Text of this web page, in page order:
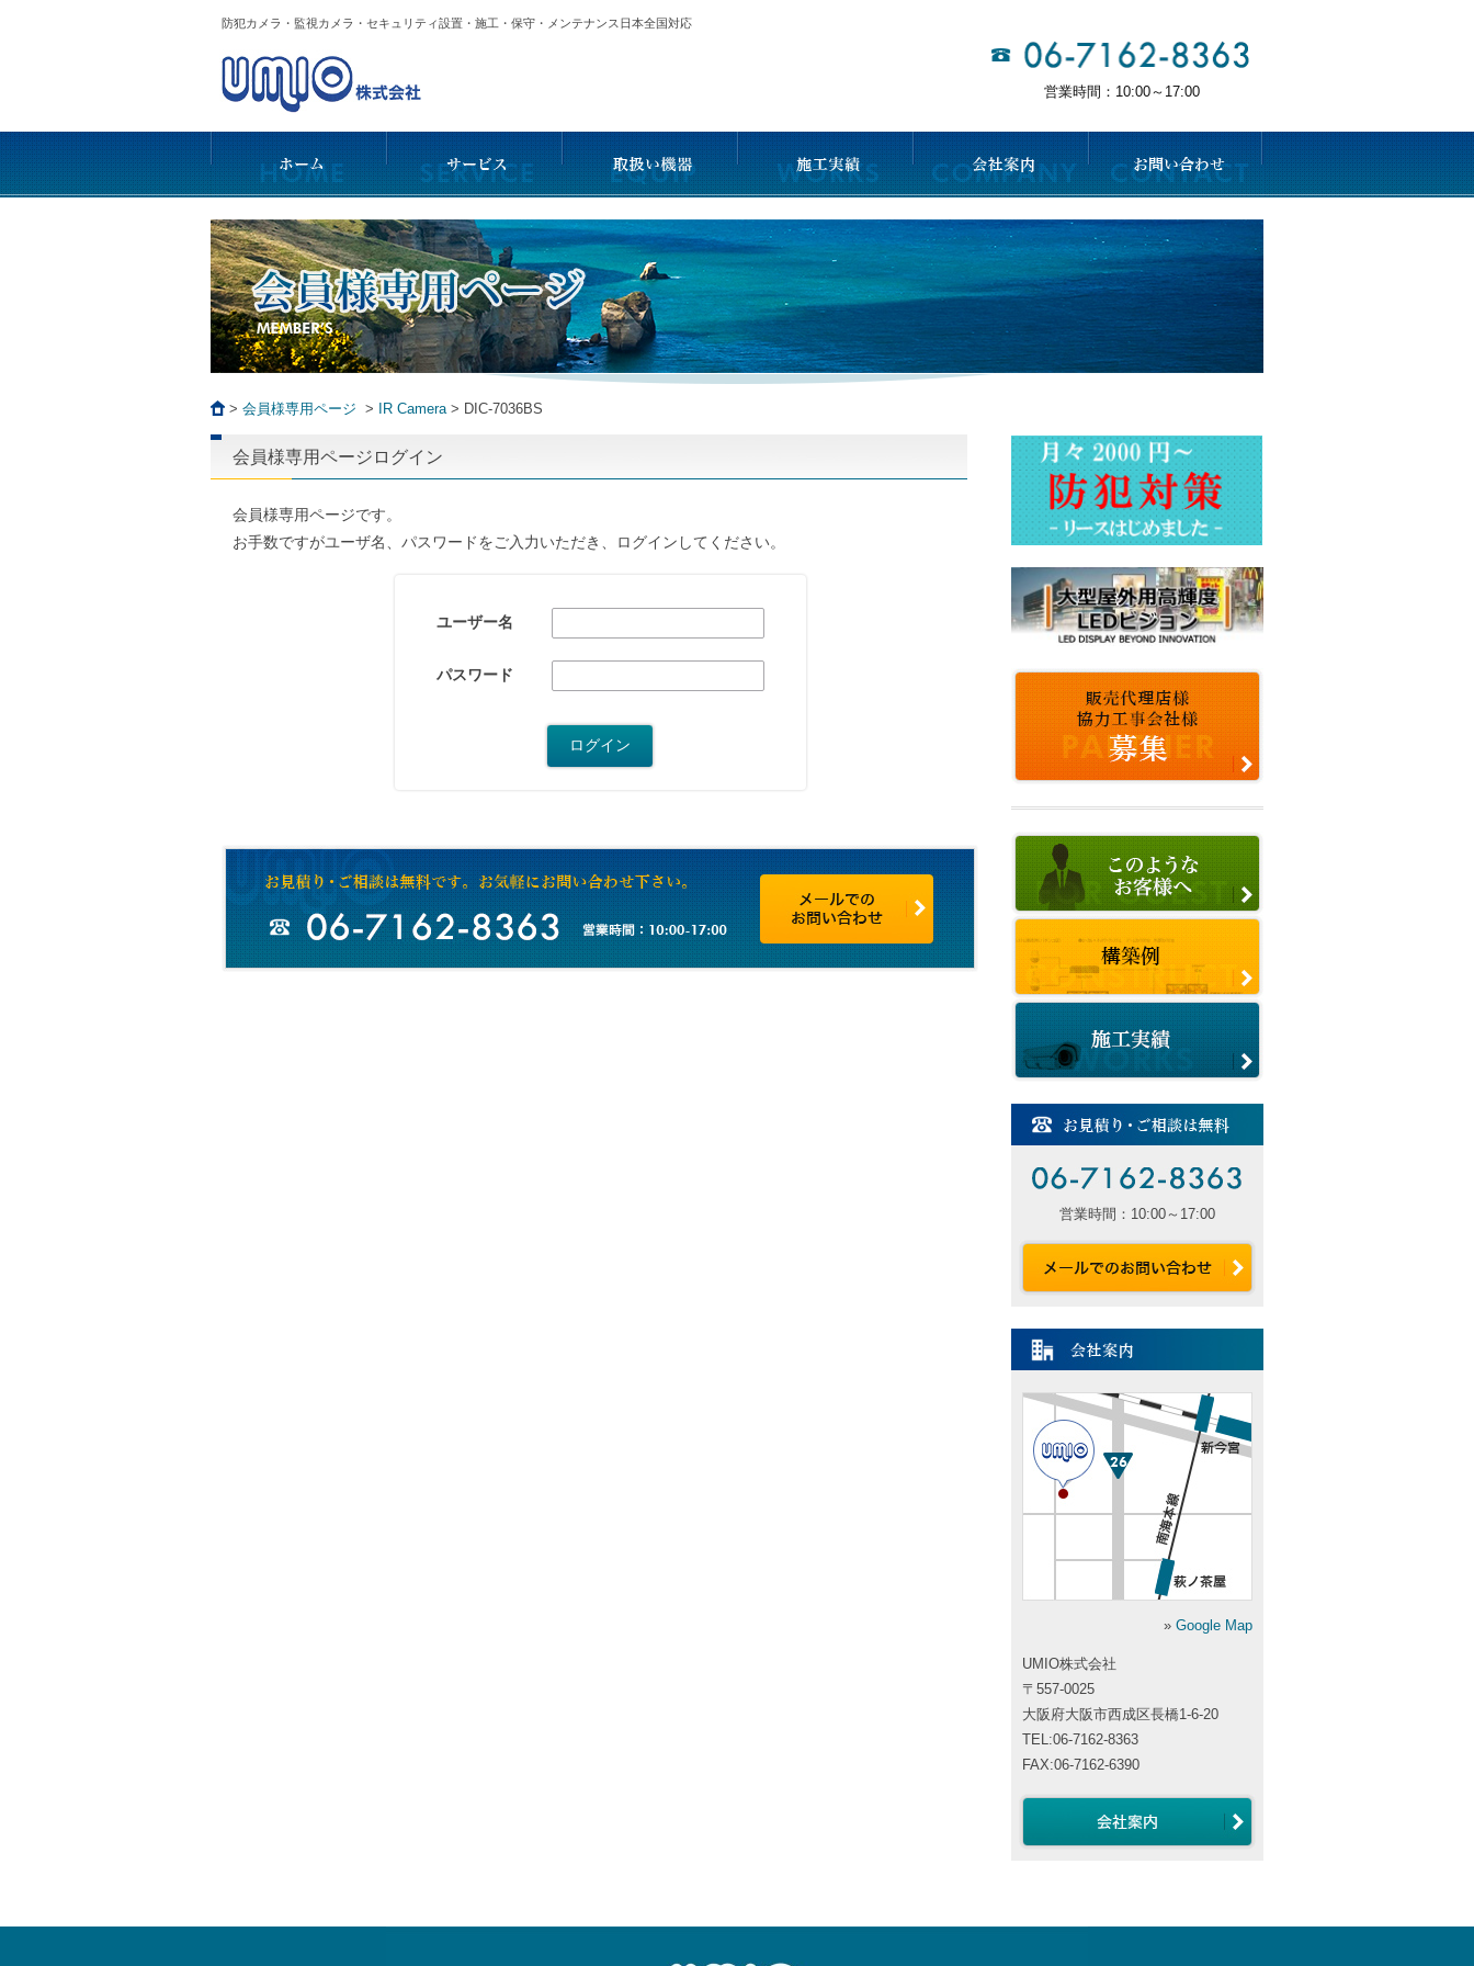
防犯カメラ・監視カメラ・セキュリティ設置・施工・保守・メンテナンス日本全国対応
営業時間：10:00～17:00
> 会員様専用ページ > IR Camera> DIC-7036BS
会員様専用ページログイン
会員様専用ページです。
お手数ですがユーザ名、パスワードをご入力いただき、ログインしてください。
ユーザー名
パスワード
営業時間：10:00～17:00
» Google Map
UMIO株式会社
〒557-0025
大阪府大阪市西成区長橋1-6-20
TEL:06-7162-8363
FAX:06-7162-6390